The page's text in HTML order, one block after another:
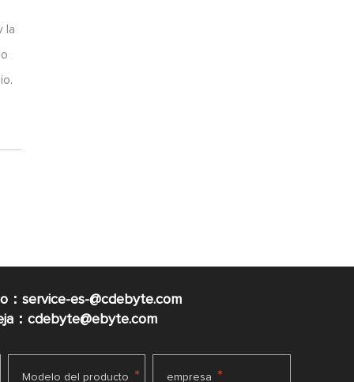
la
：service-es-@cdebyte.com
：cdebyte@ebyte.com
Modelo del producto * empresa *